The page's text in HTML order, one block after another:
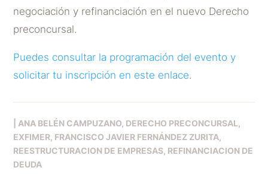
negociación y refinanciación en el nuevo Derecho
preconcursal.
Puedes consultar la programación del evento y
solicitar tu inscripción en este enlace.
ANA BELÉN CAMPUZANO DERECHO PRECONCURSAL
EXFIMER FRANCISCO JAVIER FERNÁNDEZ ZURITA
REESTRUCTURACION DE EMPRESAS REFINANCIACION DE
DEUDA